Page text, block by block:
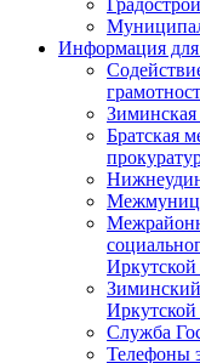
Информация
Братская
Иркутской
Служба
Телефоны